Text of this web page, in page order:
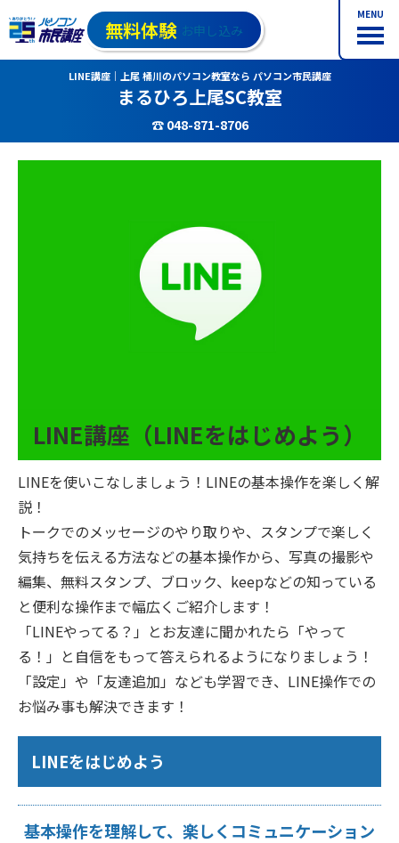
MENU
無料体験 お申し込み
LINE講座｜上尾 桶川のパソコン教室なら パソコン市民講座
まるひろ上尾SC教室
☎ 048-871-8706
LINE講座（LINEをはじめよう）
LINEを使いこなしましょう！LINEの基本操作を楽しく解
説！
トークでのメッセージのやり取りや、スタンプで楽しく
気持ちを伝える方法などの基本操作から、写真の撮影や
編集、無料スタンプ、ブロック、keepなどの知っている
と便利な操作まで幅広くご紹介します！
「LINEやってる？」とお友達に聞かれたら「やって
る！」と自信をもって答えられるようになりましょう！
「設定」や「友達追加」なども学習でき、LINE操作での
お悩み事も解決できます！
LINEをはじめよう
基本操作を理解して、楽しくコミュニケーション